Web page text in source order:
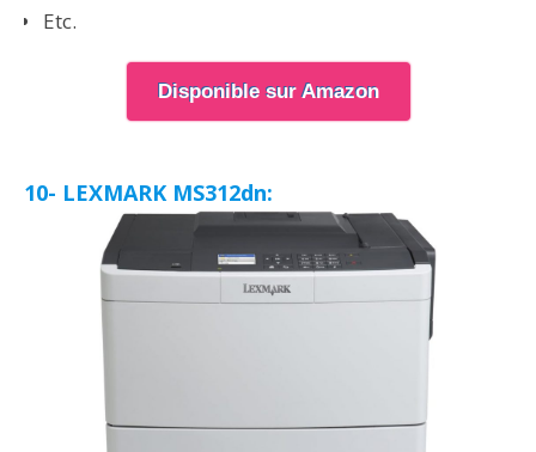
Etc.
Disponible sur Amazon
10- LEXMARK MS312dn: